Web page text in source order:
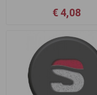
€ 4,08